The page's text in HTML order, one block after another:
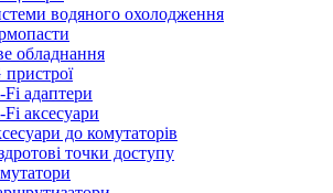
водяного охолодження
обладнання
пристрої
Fi адаптери
Fi аксесуари
до комутаторів
точки доступу